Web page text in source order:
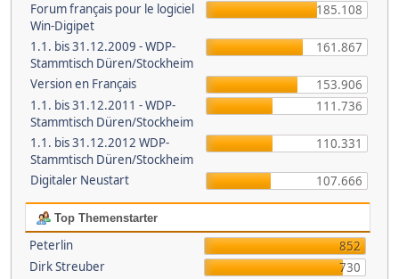
Forum français pour le logiciel
Win-Digipet
185.108
1.1. bis 31.12.2009 - WDP-
Stammtisch Düren/Stockheim
161.867
Version en Français
153.906
1.1. bis 31.12.2011 - WDP-
Stammtisch Düren/Stockheim
111.736
1.1. bis 31.12.2012 WDP-
Stammtisch Düren/Stockheim
110.331
Digitaler Neustart 107.666
Top Themenstarter
Peterlin
852
Dirk Streuber
730